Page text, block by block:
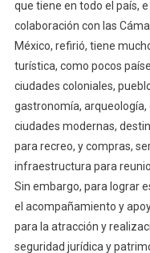
que tiene en todo el país,
colaboración con las
México, refirió, tiene
turística, como pocos
ciudades coloniales,
gastronomía,
ciudades modernas,
para recreo, y compras,
infraestructura para
Sin embargo, para lograr
el acompañamiento y
para la atracción y
seguridad jurídica y